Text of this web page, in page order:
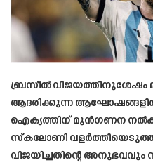
ബ്രസീൽ വിജയത്തിനുശേഷം
ആദരിക്കുന്ന
ഐക്യത്തിന് മുൻഗണന
സ്കലോണി
വിജയിച്ചതിന്റെ അനുഭവവും